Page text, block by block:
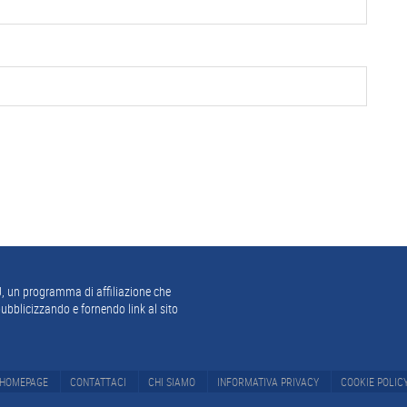
un programma di affiliazione che
e fornendo link al sito
HOMEPAGE CONTATTACI CHI SIAMO INFORMATIVA PRIVACY COOKIE